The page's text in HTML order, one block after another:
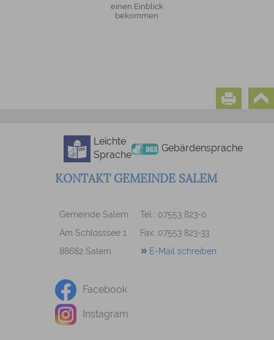
einen Einblick
bekommen
Leichte
Sprache
Gebärdensprache
KONTAKT GEMEINDE SALEM
Gemeinde Salem
Tel.: 07553 823-0
Am Schlosssee 1
Fax: 07553 823-33
88682 Salem
E-Mail schreiben
Facebook
Instagram